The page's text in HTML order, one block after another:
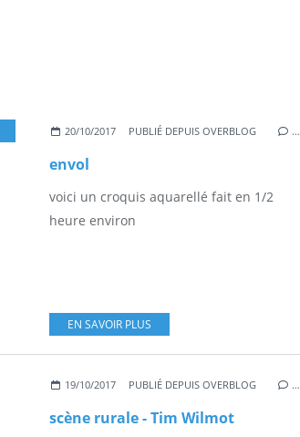
20/10/2017 PUBLIÉ DEPUIS OVERBLOG …
envol
voici un croquis aquarellé fait en 1/2
heure environ
EN SAVOIR PLUS
19/10/2017 PUBLIÉ DEPUIS OVERBLOG …
scène rurale - Tim Wilmot